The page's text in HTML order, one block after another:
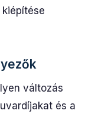
változás
és a